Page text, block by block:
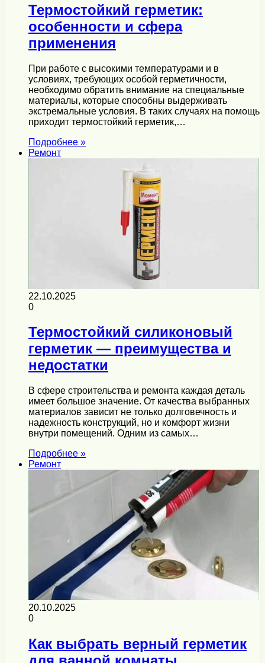
Термостойкий герметик:
особенности и сфера
применения
При работе с высокими температурами и в
условиях, требующих особой герметичности,
необходимо обратить внимание на специальные
материалы, которые способны выдерживать
экстремальные условия. В таких случаях на помощь
приходит термостойкий герметик,…
Подробнее »
Ремонт
22.10.2025
0
Термостойкий силиконовый
герметик — преимущества и
недостатки
В сфере строительства и ремонта каждая деталь
имеет большое значение. От качества выбранных
материалов зависит не только долговечность и
надежность конструкций, но и комфорт жизни
внутри помещений. Одним из самых…
Подробнее »
Ремонт
20.10.2025
0
Как выбрать верный герметик